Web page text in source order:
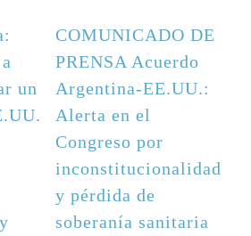
un
COMUNICADO DE
PRENSA Acuerdo
Argentina-EE.UU.:
Alerta en el
Congreso por
inconstitucionalidad
y pérdida de
soberanía sanitaria